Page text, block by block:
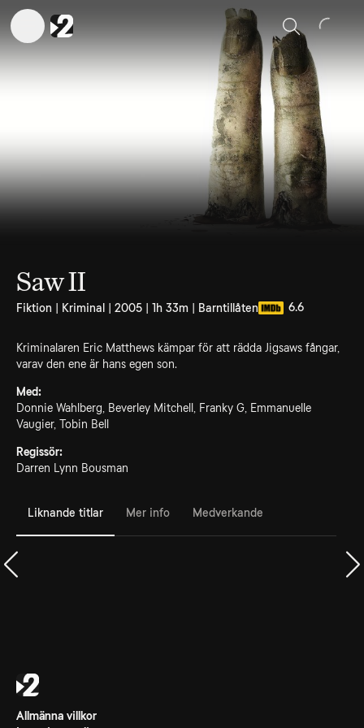
Sök
Saw II
Fiktion | Kriminal | 2005 | 1h 33m | Barntillåten 6.6
Kriminalaren Eric Matthews kämpar för att rädda Jigsaws fångar,
varav den ene är hans egen son.
Med:
Donnie Wahlberg, Beverley Mitchell, Franky G, Emmanuelle
Vaugier, Tobin Bell
Regissör:
Darren Lynn Bousman
Liknande titlar Mer info Medverkande
Allmänna villkor